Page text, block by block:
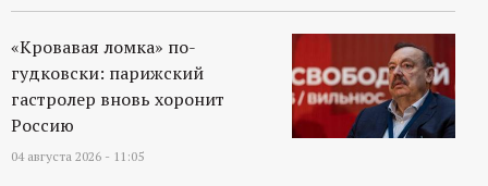
л
«Кровавая ломка» по-
гудковски: парижский
гастролер вновь хоронит
Россию
04 августа 2026 - 11:05